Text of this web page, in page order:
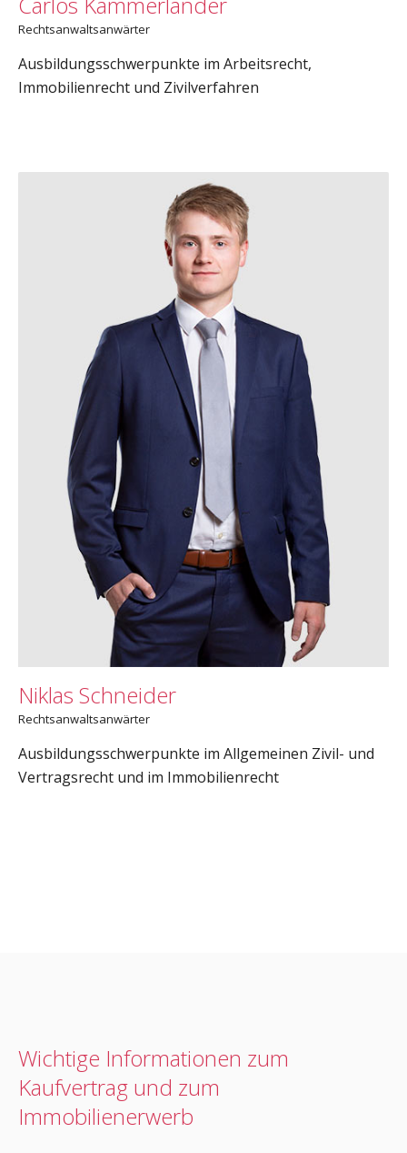
Rechtsanwaltsanwärter
Ausbildungsschwerpunkte im Arbeitsrecht,
Immobilienrecht und Zivilverfahren
Niklas Schneider
Rechtsanwaltsanwärter
Ausbildungsschwerpunkte im Allgemeinen Zivil- und
Vertragsrecht und im Immobilienrecht
Wichtige Informationen zum
Kaufvertrag und zum
Immobilienerwerb